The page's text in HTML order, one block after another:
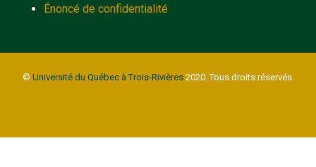
Énoncé de confidentialité
© Université du Québec à Trois-Rivières2020. Tous droits réservés.